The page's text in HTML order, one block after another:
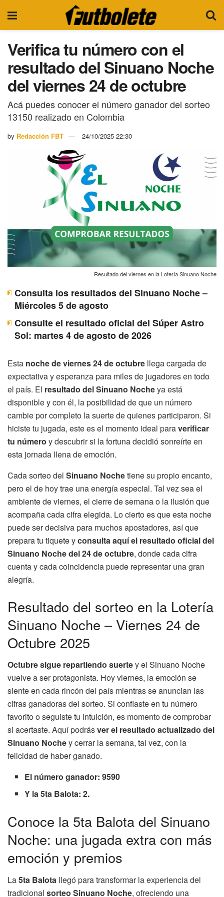
Verifica tu número con el
resultado del Sinuano Noche
del viernes 24 de octubre
Acá puedes conocer el número ganador del sorteo
13150 realizado en Colombia
by Redacción FBT 24/10/2025 22:30
Resultado del viernes en la Lotería Sinuano Noche
Consulta los resultados del Sinuano Noche –
Miércoles 5 de agosto
Consulte el resultado oficial del Súper Astro
Sol: martes 4 de agosto de 2026
Esta noche de viernes 24 de octubre llega cargada de
expectativa y esperanza para miles de jugadores en todo
el país. El resultado del Sinuano Nocheya está
disponible y con él, la posibilidad de que un número
cambie por completo la suerte de quienes participaron. Si
hiciste tu jugada, este es el momento ideal paraverificar
tu número y descubrir si la fortuna decidió sonreírte en
esta jornada llena de emoción.
Cada sorteo del Sinuano Nochetiene su propio encanto,
pero el de hoy trae una energía especial. Tal vez sea el
ambiente de viernes, el cierre de semana o la ilusión que
acompaña cada cifra elegida. Lo cierto es que esta noche
puede ser decisiva para muchos apostadores, así que
prepara tu tiquete yconsulta aquí el resultado oficial del
Sinuano Noche del 24 de octubre, donde cada cifra
cuenta y cada coincidencia puede representar una gran
alegría.
Resultado del sorteo en la Lotería
Sinuano Noche – Viernes 24 de
Octubre 2025
Octubre sigue repartiendo suertey el Sinuano Noche
vuelve a ser protagonista. Hoy viernes, la emoción se
siente en cada rincón del país mientras se anuncian las
cifras ganadoras del sorteo. Si confiaste en tu número
favorito o seguiste tu intuición, es momento de comprobar
si acertaste. Aquí podrásver el resultado actualizado del
Sinuano Nochey cerrar la semana, tal vez, con la
felicidad de haber ganado.
El número ganador: 9590
Y la 5ta Balota: 2.
Conoce la 5ta Balota del Sinuano
Noche: una jugada extra con más
emoción y premios
La5ta Balota llegó para transformar la experiencia del
tradicional sorteo Sinuano Noche, ofreciendo una